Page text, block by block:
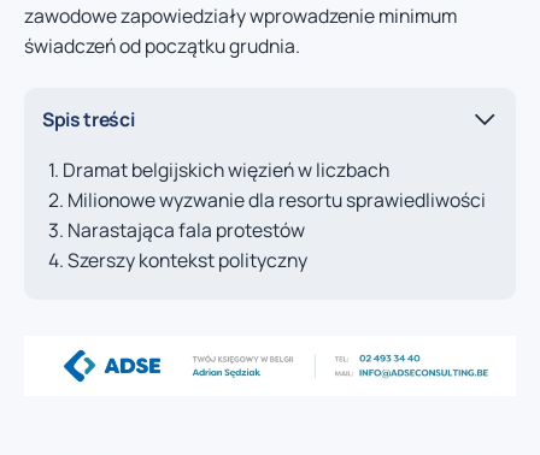
zawodowe zapowiedziały wprowadzenie minimum
świadczeń od początku grudnia.
Spis treści
Dramat belgijskich więzień w liczbach
Milionowe wyzwanie dla resortu sprawiedliwości
Narastająca fala protestów
Szerszy kontekst polityczny